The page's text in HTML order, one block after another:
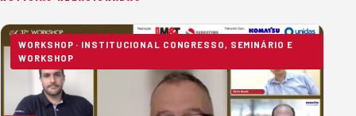
WORKSHOP · INSTITUCIONAL CONGRESSO, SEMINÁRIO E
WORKSHOP